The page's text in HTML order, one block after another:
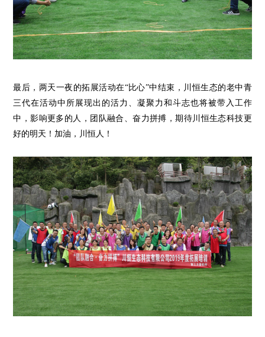
最后，两天一夜的拓展活动在“比心”中结束， 川恒生态的老中青
三代在活动中 所展现出的活力、凝聚 力 和 斗志也将被带入工作
中，影响更多的人，团队融合、奋力拼搏，期待川恒生态科技更
好的明天！加油，川恒人！